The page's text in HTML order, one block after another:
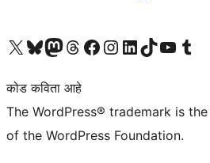
आमच्या X (एक्स) (पूर्वीचे ट्विटर) खात्याला भेट द्या आमच्या ब्लूस्की खात्याला भेट द्या.आमच्या Mastodon खात्याला भेट द्या.आमच्या थ्रेड्स खात्याला भेट द्या. आमच्या फेसबुक पेजला भेट द्या आमच्या इंस्टाग्राम खात्याला भेट द्या आमच्या लिंक्डइन खात्याला भेट द्या आमच्या टिकटॉक अकाउंटला भेट द्या.आमच्या यूट्यूब चॅनेलला भेट द्या आमच्या टंबलर खात्याला भेट द्या.
कोड कविता आहे
The WordPress® trademark is
of the WordPress Foundation.